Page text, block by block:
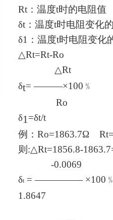
Rt ：温度t时的电阻值
δt ：温度t时电阻变化
δ1 ：温度t时电阻变化
△Rt=Rt-Ro
△Rt
δt=———×100 ﹪
Ro
δ1 =δt/t
例： Ro=1863.7Ω
则 :△Rt=1856.8-
-0.0069
δt =————— ×100 ﹪
1.8647